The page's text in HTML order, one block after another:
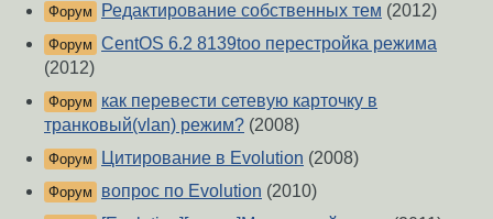
Форум Редактирование собственных тем (2012)
Форум CentOS 6.2 8139too перестройка режима
(2012)
Форум
как перевести сетевую карточку в
транковый(vlan) режим? (2008)
Форум Цитирование в Evolution (2008)
Форум вопрос по Evolution (2010)